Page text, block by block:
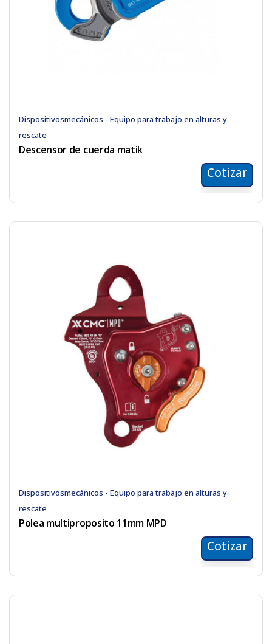
Dispositivosmecánicos - Equipo para trabajo en alturas y
rescate
Descensor de cuerda matik
Cotizar
Dispositivosmecánicos - Equipo para trabajo en alturas y
rescate
Polea multiproposito 11mm MPD
Cotizar